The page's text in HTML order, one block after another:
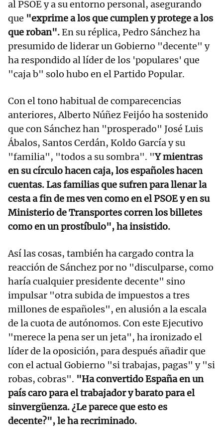
al PSOE y a su entorno personal, asegurando
que "exprime a los que cumplen y protege a los
que roban".En su réplica, Pedro Sánchez ha
presumido de liderar un Gobierno "decente" y
ha respondido al líder de los 'populares' que
"caja b" solo hubo en el Partido Popular.
Con el tono habitual de comparecencias
anteriores, Alberto Núñez Feijóo ha sostenido
que con Sánchez han "prosperado" José Luis
Ábalos, Santos Cerdán, Koldo García y su
"familia", "todos a su sombra". "Y mientras
en su círculo hacen caja, los españoles hacen
cuentas. Las familias que sufren para llenar la
cesta a fin de mes ven como en el PSOE y en su
Ministerio de Transportes corren los billetes
como en un prostíbulo", ha insistido.
Así las cosas, también ha cargado contra la
reacción de Sánchez por no "disculparse, como
haría cualquier presidente decente" sino
impulsar "otra subida de impuestos a tres
millones de españoles", en alusión a la escala
de la cuota de autónomos. Con este Ejecutivo
"merece la pena ser un jeta", ha ironizado el
líder de la oposición, para después añadir que
con el actual Gobierno "si trabajas, pagas" y "si
robas, cobras". "Ha convertido España en un
país caro para el trabajador y barato para el
sinvergüenza. ¿Le parece que esto es
decente?", le ha recriminado.